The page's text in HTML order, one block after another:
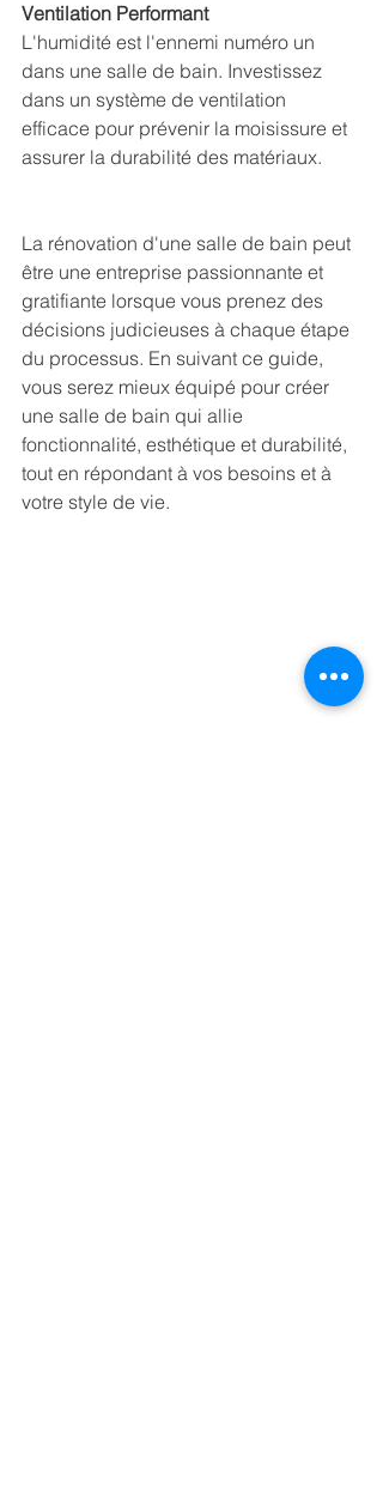
Ventilation Performant
L'humidité est l'ennemi numéro un
dans une salle de bain. Investissez
dans un système de ventilation
efficace pour prévenir la moisissure et
assurer la durabilité des matériaux.
La rénovation d'une salle de bain peut
être une entreprise passionnante et
gratifiante lorsque vous prenez des
décisions judicieuses à chaque étape
du processus. En suivant ce guide,
vous serez mieux équipé pour créer
une salle de bain qui allie
fonctionnalité, esthétique et durabilité,
tout en répondant à vos besoins et à
votre style de vie.